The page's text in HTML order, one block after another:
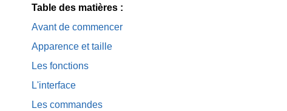
Table des matières :
Avant de commencer
Apparence et taille
Les fonctions
L'interface
Les commandes